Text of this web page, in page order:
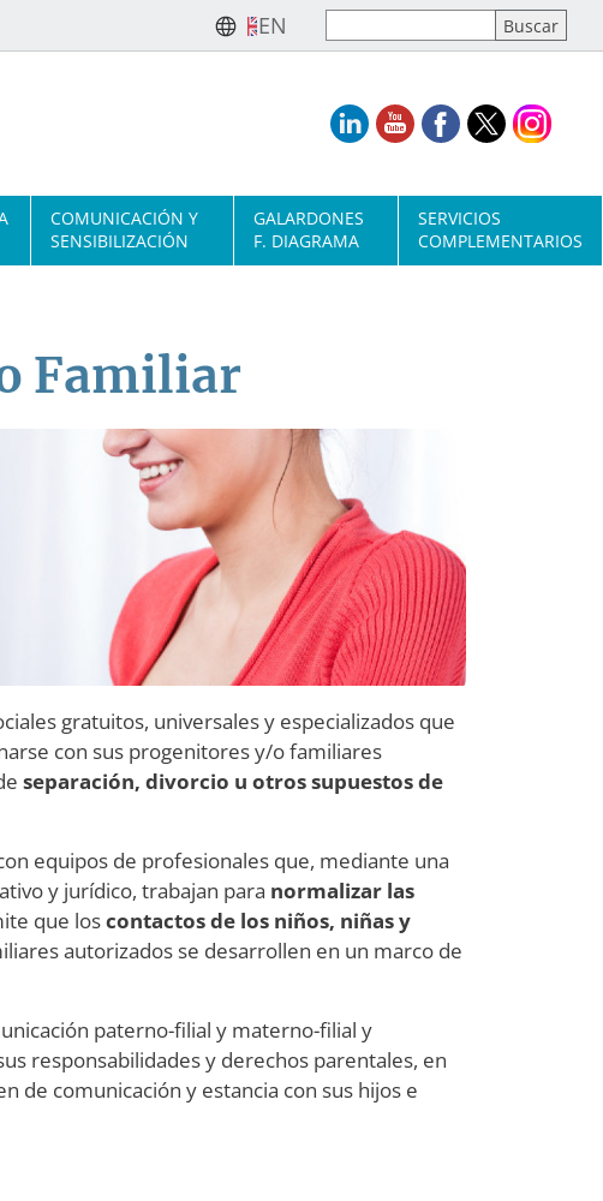
EN
COMUNICACIÓN Y
SENSIBILIZACIÓN
GALARDONES
F. DIAGRAMA
SERVICIOS
COMPLEMENTARIOS
Familiar
gratuitos, universales y especializados que
con sus progenitores y/o familiares
separación, divorcio u otros supuestos de
equipos de profesionales que, mediante una
y jurídico, trabajan para normalizar las
que loscontactos de los niños, niñas y
autorizados se desarrollen en un marco de
paterno-filial y materno-filial y
responsabilidades y derechos parentales, en
de comunicación y estancia con sus hijos e